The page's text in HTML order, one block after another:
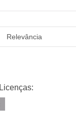
Licenças: